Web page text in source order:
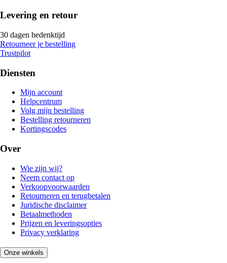
Levering en retour
30 dagen bedenktijd
Retourneer je bestelling
Trustpilot
Diensten
Mijn account
Helpcentrum
Volg mijn bestelling
Bestelling retourneren
Kortingscodes
Over
Wie zijn wij?
Neem contact op
Verkoopvoorwaarden
Retourneren en terugbetalen
Juridische disclaimer
Betaalmethoden
Prijzen en leveringsopties
Privacy verklaring
Onze winkels